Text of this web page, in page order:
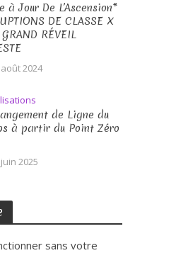
à Jour De L’Ascension*
DE CLASSE X
RÉVEIL
août 2024
de Ligne du
à partir du Point Zéro
juin 2025
sans votre